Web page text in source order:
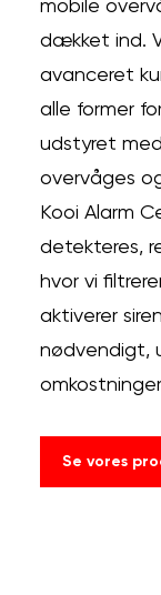
mobile
dækket ind.
avanceret
alle former
udstyret
overvåges
Kooi Alarm
detekteres,
hvor vi
aktiverer
nødvendigt,
Se vores